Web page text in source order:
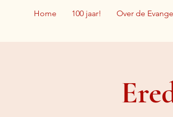
Home 100 jaar! Over de